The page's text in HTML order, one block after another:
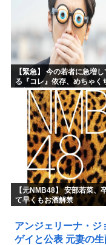
【緊急】 今の若者に急増
る『コレ』依存、めちゃく
深刻な模様w w w w w w w
【元NMB48】 安部若菜、
て早くもお酒解禁
アンジェリーナ・ジ
ゲイと公表 元妻の